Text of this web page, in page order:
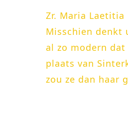
Zr. Maria Laetitia
Misschien denkt
al zo modern
plaats van
zou ze dan haar